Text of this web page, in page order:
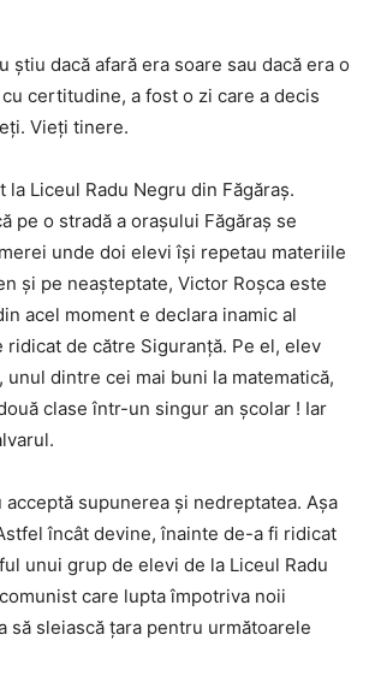
știu dacă afară era soare sau dacă era o
certitudine, a fost o zi care a decis
Vieți tinere.
la Liceul Radu Negru din Făgăraș.
pe o stradă a orașului Făgăraș se
unde doi elevi își repetau materiile
și pe neașteptate, Victor Roșca este
acel moment e declara inamic al
de către Siguranță. Pe el, elev
unul dintre cei mai buni la matematică,
clase într-un singur an școlar ! Iar
acceptă supunerea și nedreptatea. Așa
încât devine, înainte de-a fi ridicat
unui grup de elevi de la Liceul Radu
care lupta împotriva noii
să sleiască țara pentru următoarele